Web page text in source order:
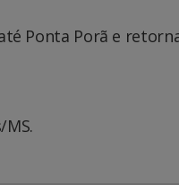
Ponta Porã e